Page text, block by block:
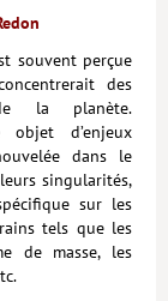
souvent perçue
des
la planète.
objet d’enjeux
dans le
singularités,
sur les
tels que les
de masse, les